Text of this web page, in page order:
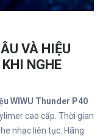
VÀ HIỆU
NGHE
WIWU Thunder P40
cao cấp. Thời gian
nhạc liên tục. Hãng